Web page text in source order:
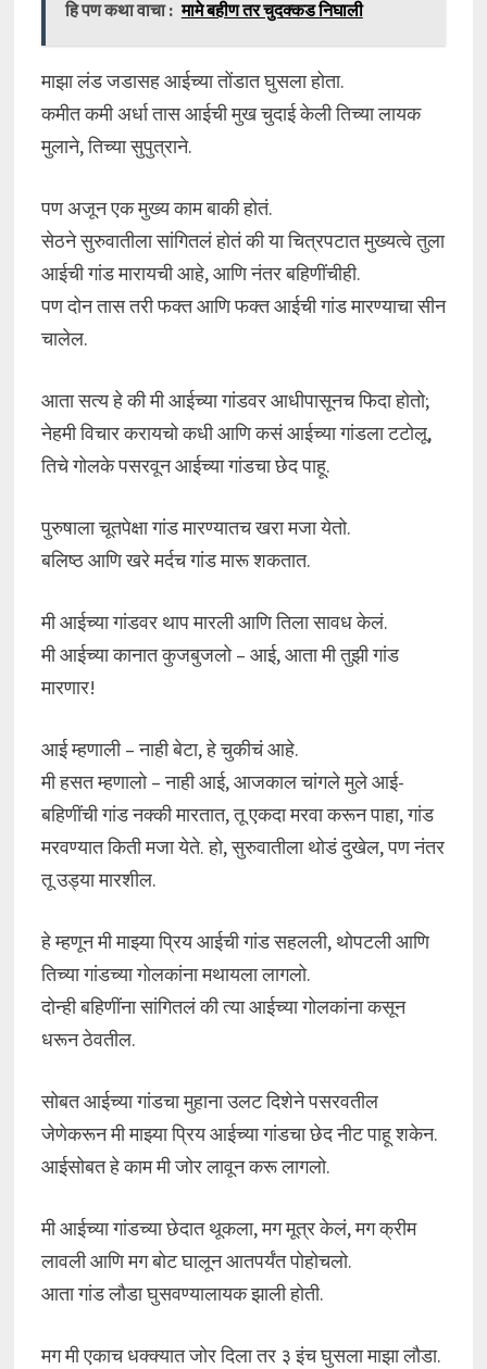
हि पण कथा वाचा : मामे बहीण तर चुदक्कड निघाली
माझा लंड जडासह आईच्या तोंडात घुसला होता.
कमीत कमी अर्धा तास आईची मुख चुदाई केली तिच्या लायक
मुलाने, तिच्या सुपुत्राने.
पण अजून एक मुख्य काम बाकी होतं.
सेठने सुरुवातीला सांगितलं होतं की या चित्रपटात मुख्यत्वे तुला
आईची गांड मारायची आहे, आणि नंतर बहिणींचीही.
पण दोन तास तरी फक्त आणि फक्त आईची गांड मारण्याचा सीन
चालेल.
आता सत्य हे की मी आईच्या गांडवर आधीपासूनच फिदा होतो;
नेहमी विचार करायचो कधी आणि कसं आईच्या गांडला टटोलू,
तिचे गोलके पसरवून आईच्या गांडचा छेद पाहू.
पुरुषाला चूतपेक्षा गांड मारण्यातच खरा मजा येतो.
बलिष्ठ आणि खरे मर्दच गांड मारू शकतात.
मी आईच्या गांडवर थाप मारली आणि तिला सावध केलं.
मी आईच्या कानात कुजबुजलो – आई, आता मी तुझी गांड
मारणार!
आई म्हणाली – नाही बेटा, हे चुकीचं आहे.
मी हसत म्हणालो – नाही आई, आजकाल चांगले मुले आई-
बहिणींची गांड नक्की मारतात, तू एकदा मरवा करून पाहा, गांड
मरवण्यात किती मजा येते. हो, सुरुवातीला थोडं दुखेल, पण नंतर
तू उड्या मारशील.
हे म्हणून मी माझ्या प्रिय आईची गांड सहलली, थोपटली आणि
तिच्या गांडच्या गोलकांना मथायला लागलो.
दोन्ही बहिणींना सांगितलं की त्या आईच्या गोलकांना कसून
धरून ठेवतील.
सोबत आईच्या गांडचा मुहाना उलट दिशेने पसरवतील
जेणेकरून मी माझ्या प्रिय आईच्या गांडचा छेद नीट पाहू शकेन.
आईसोबत हे काम मी जोर लावून करू लागलो.
मी आईच्या गांडच्या छेदात थूकला, मग मूत्र केलं, मग क्रीम
लावली आणि मग बोट घालून आतपर्यंत पोहोचलो.
आता गांड लौडा घुसवण्यालायक झाली होती.
मग मी एकाच धक्क्यात जोर दिला तर ३ इंच घुसला माझा लौडा.